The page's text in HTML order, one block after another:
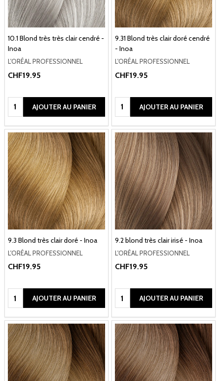
10.1 Blond très très clair cendré -
Inoa
L'ORÉAL PROFESSIONNEL
CHF19.95
Quantité:AJOUTER AU PANIER
9.31 Blond très clair doré cendré
- Inoa
L'ORÉAL PROFESSIONNEL
CHF19.95
Quantité:AJOUTER AU PANIER
9.3 Blond très clair doré - Inoa
L'ORÉAL PROFESSIONNEL
CHF19.95
Quantité:AJOUTER AU PANIER
9.2 blond très clair irisé - Inoa
L'ORÉAL PROFESSIONNEL
CHF19.95
Quantité:AJOUTER AU PANIER